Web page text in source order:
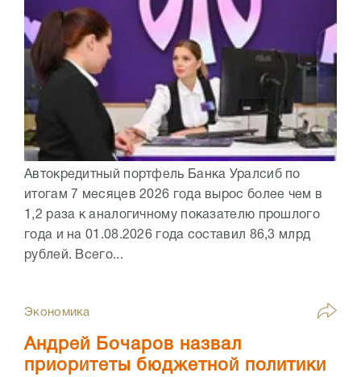
Автокредитный портфель Банка Уралсиб по
итогам 7 месяцев 2026 года вырос более чем в
1,2 раза к аналогичному показателю прошлого
года и на 01.08.2026 года составил 86,3 млрд
рублей. Всего...
Экономика
Андрей Бочаров назвал
приоритеты бюджетной политики